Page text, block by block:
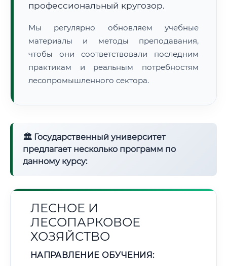
🔍 Нажмите на документ для увеличения и просмотра
профессиональный кругозор.
Мы регулярно обновляем учебные
материалы и методы преподавания,
чтобы они соответствовали последним
практикам и реальным потребностям
лесопромышленного сектора.
🏛 Государственный университет
предлагает несколько программ по
данному курсу:
ЛЕСНОЕ И
ЛЕСОПАРКОВОЕ
ХОЗЯЙСТВО
НАПРАВЛЕНИЕ ОБУЧЕНИЯ: